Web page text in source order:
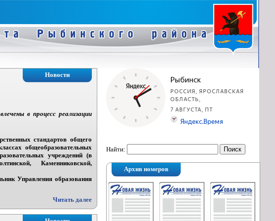
Новости
в процесс реализации
стандартов общего
общеобразовательных
учреждений (в
Каменниковской,
Управления образования
Читать далее
Найти:
Архив номеров